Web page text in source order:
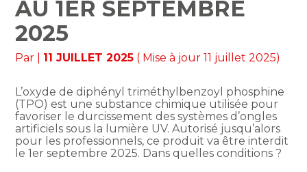
AU 1ER SEPTEMBRE
2025
Par 11 JUILLET 2025 ( Mise à jour 11 juillet 2025)
L’oxyde de diphényl triméthylbenzoyl phosphine
(TPO) est une substance chimique utilisée pour
favoriser le durcissement des systèmes d’ongles
artificiels sous la lumière UV. Autorisé jusqu’alors
pour les professionnels, ce produit va être interdit
le 1er septembre 2025. Dans quelles conditions ?